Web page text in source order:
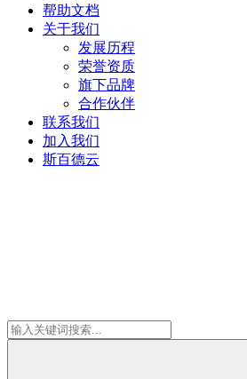
帮助文档
关于我们
发展历程
荣誉资质
旗下品牌
合作伙伴
联系我们
加入我们
斯百德云